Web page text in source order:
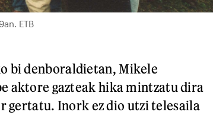
ETB
bi denboraldietan, Mikele
aktore gazteak hika mintzatu dira
gertatu. Inork ez dio utzi telesaila